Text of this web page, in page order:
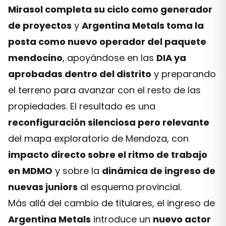
Mirasol completa su ciclo como generador
de proyectos y Argentina Metals toma la
posta como nuevo operador del paquete
mendocino, apoyándose en las DIA ya
aprobadas dentro del distrito y preparando
el terreno para avanzar con el resto de las
propiedades. El resultado es una
reconfiguración silenciosa pero relevante
del mapa exploratorio de Mendoza, con
impacto directo sobre el ritmo de trabajo
en MDMO y sobre la dinámica de ingreso de
nuevas juniors al esquema provincial.
Más allá del cambio de titulares, el ingreso de
Argentina Metals introduce un nuevo actor